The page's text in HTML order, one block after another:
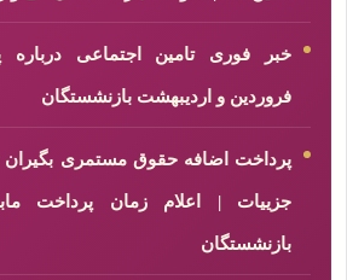
خبر فوری تامین اجتماعی درباره
فروردین و اردیبهشت بازنشستگان
پرداخت اضافه حقوق مستمری بگیران
جزییات | اعلام زمان پرداخت
بازنشستگان